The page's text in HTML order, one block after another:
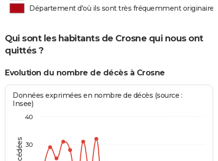
Département d'où ils sont très fréquemment originaires
Qui sont les habitants de Crosne qui nous ont
quittés ?
Evolution du nombre de décès à Crosne
Données exprimées en nombre de décès (source :
Insee)
30
40